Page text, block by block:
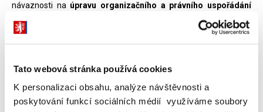
Tato webová stránka používá cookies
K personalizaci obsahu, analýze návštěvnosti a
poskytování funkcí sociálních médií využíváme soubory
návaznosti na úpravu organizačního a právního uspořádání
holdingu
prohloubení otevřené a
transparentní komunikace.
Ing. Václav Řehoř, PhD., MBA
Vystudoval Českou zemědělskou univerzitu v Praze, kde získal i